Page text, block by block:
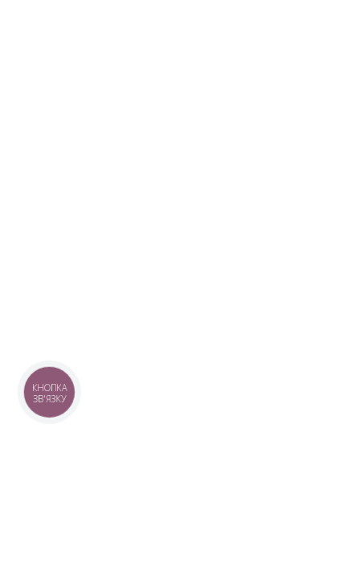
КНОПКА
ЗВ'ЯЗКУ